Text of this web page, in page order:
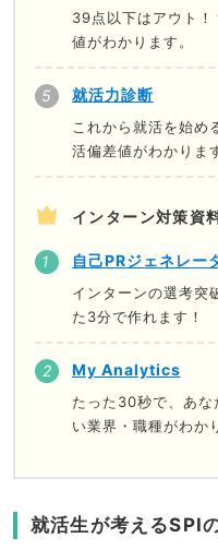
39点以下はアウト
値がわかります。
就活力診断
これから就活を始め
活偏差値がわかりま
インターン対策資
自己PRジェネレー
インターンの選考突
た3分で作れます！
My Analytics
たった30秒で、あな
い業界・職種がわか
就活生が考えるSPI